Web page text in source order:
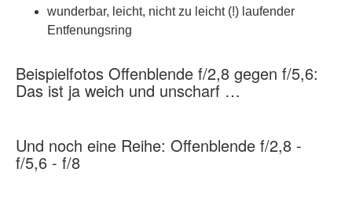
wunderbar, leicht, nicht zu leicht (!) laufender
Entfenungsring
Beispielfotos Offenblende f/2,8 gegen f/5,6:
Das ist ja weich und unscharf …
Und noch eine Reihe: Offenblende f/2,8 -
f/5,6 - f/8